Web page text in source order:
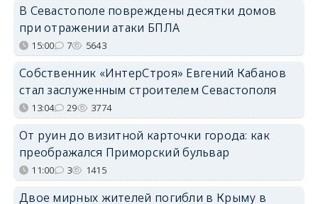
В Севастополе повреждены десятки домов
при отражении атаки БПЛА
15:00 7 5643
Собственник «ИнтерСтроя» Евгений Кабанов
стал заслуженным строителем Севастополя
13:04 29 3774
От руин до визитной карточки города: как
преображался Приморский бульвар
11:00 3 1415
Двое мирных жителей погибли в Крыму в